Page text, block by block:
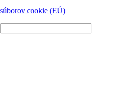
cookie (EÚ)